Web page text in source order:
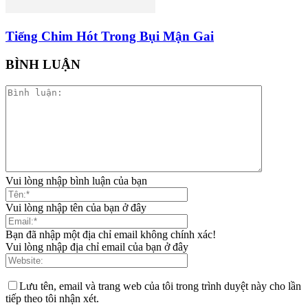
Tiếng Chim Hót Trong Bụi Mận Gai
BÌNH LUẬN
Vui lòng nhập bình luận của bạn
Vui lòng nhập tên của bạn ở đây
Bạn đã nhập một địa chỉ email không chính xác!
Vui lòng nhập địa chỉ email của bạn ở đây
Lưu tên, email và trang web của tôi trong trình duyệt này cho lần
tiếp theo tôi nhận xét.